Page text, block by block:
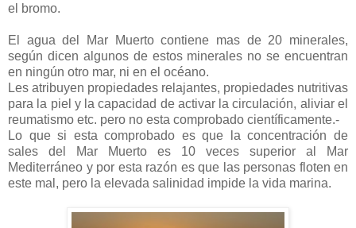
el bromo.
El agua del Mar Muerto contiene mas de 20 minerales,
según dicen algunos de estos minerales no se encuentran
en ningún otro mar, ni en el océano.
Les atribuyen propiedades relajantes, propiedades nutritivas
para la piel y la capacidad de activar la circulación, aliviar el
reumatismo etc. pero no esta comprobado científicamente.-
Lo que si esta comprobado es que la concentración de
sales del Mar Muerto es 10 veces superior al Mar
Mediterráneo y por esta razón es que las personas floten en
este mal, pero la elevada salinidad impide la vida marina.